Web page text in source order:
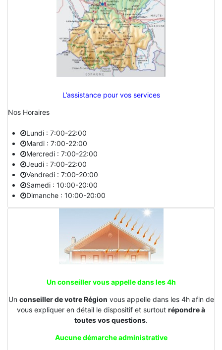
L’assistance pour vos services
Nos Horaires
Lundi : 7:00-22:00
Mardi : 7:00-22:00
Mercredi : 7:00-22:00
Jeudi : 7:00-22:00
Vendredi : 7:00-20:00
Samedi : 10:00-20:00
Dimanche : 10:00-20:00
Un conseiller vous appelle dans les 4h
Un conseiller de votre Région vous appelle dans les 4h afin de
vous expliquer en détail le dispositif et surtout répondre à
toutes vos questions.
Aucune démarche administrative